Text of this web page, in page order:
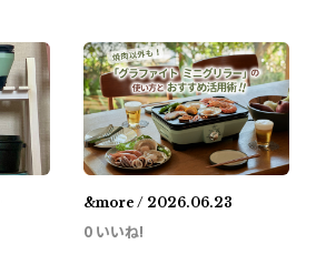
&more / 2026.06.23
0 いいね!